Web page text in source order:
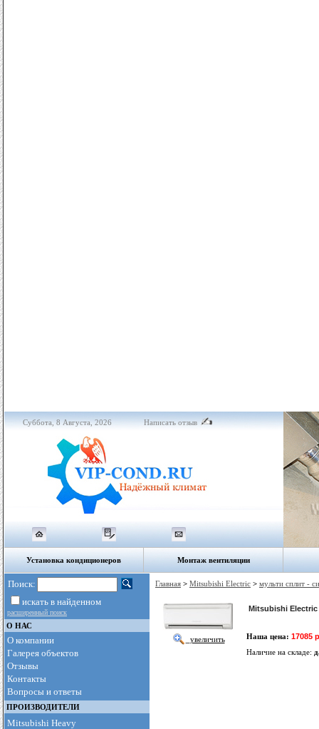
Суббота, 8 Августа, 2026 Написать отзыв
Установка кондиционеров Монтаж вентиляции
Поиск:
искать в найденном
расширенный поиск
О НАС
О компании
Галерея объектов
Отзывы
Контакты
Вопросы и ответы
ПРОИЗВОДИТЕЛИ
Mitsubishi Heavy
Главная > Mitsubishi Electric > мульти сплит -
увеличить
Mitsubishi Electric
Наша цена: 17085
Наличие на складе: